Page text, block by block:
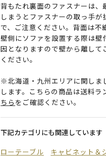
背もたれ裏面のファスナーは、
しまうとファスナーの取っ手
で、ご注意ください。背面は不
壁側にソファを設置する際は
因となりますので壁から離して
ください。
※北海道・九州エリアに関しま
します。こちらの商品は送料ラ
ちら をご確認ください。
下記カテゴリにも関連しています
ローテーブル
キャビネット＆